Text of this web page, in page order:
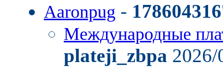
Aaronpug -
Международные
plateji_zbpa